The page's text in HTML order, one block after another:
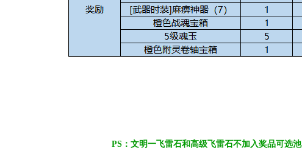
PS：文明一飞雷石和高级飞雷石不加入奖品可选池